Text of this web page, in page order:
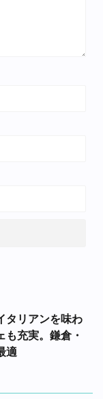
タリアンを味わ
も充実。鎌倉・
適